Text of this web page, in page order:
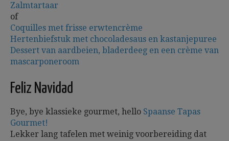
Zalmtartaar
of
Coquilles met frisse erwtencrème
Hertenbiefstuk met chocoladesaus en kastanjepuree
Dessert van aardbeien, bladerdeeg en een crème van
mascarponeroom
Feliz Navidad
Bye, bye klassieke gourmet, hello Spaanse Tapas
Gourmet!
Lekker lang tafelen met weinig voorbereiding dat